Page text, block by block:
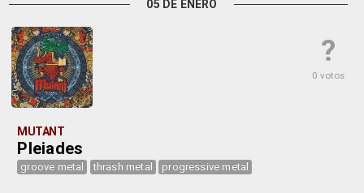
05 DE ENERO
?
0 votos
MUTANT
Pleiades
groove metal thrash metal progressive metal